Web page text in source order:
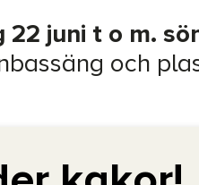
22 juni t o m.
och
krävs.